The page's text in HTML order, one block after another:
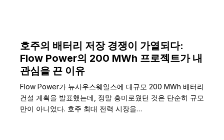
호주의 배터리 저장 경쟁이 가열되다:
Flow Power의 200 MWh 프로젝트가 내
관심을 끈 이유
Flow Power가 뉴사우스웨일스에 대규모 200 MWh 배터리
건설 계획을 발표했는데, 정말 흥미로웠던 것은 단순히 규모
만이 아니었다. 호주 최대 전력 시장을…